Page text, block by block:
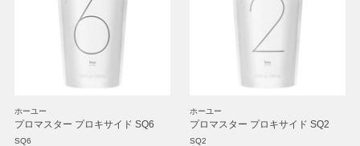
ホーユー
プロマスター プロキサイド SQ6
SQ6
ホーユー
プロマスター プロキサイド SQ2
SQ2